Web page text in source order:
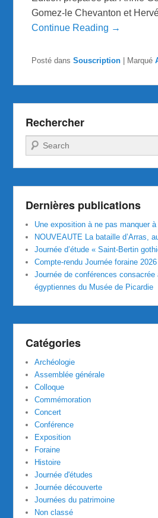
Gomez-le Chevanton et
Continue Reading →
Posté dans Souscription Marqué
Rechercher
Recherche
Dernières publications
Une exposition à ne pas manquer à
NOUVEAUTE La bataille d’Arras,
Journée d’étude « Saint-Bertin
Compte-rendu Journée foraine 2026
Journée de conférences
égyptiennes du Musée de Picardie
Catégories
Archéologie
Assemblée générale
Colloque
Commémoration
Concert
Conférence
Exposition
Foraine
Histoire
Journée d'études
Journée découverte
Journées du patrimoine
Non classé